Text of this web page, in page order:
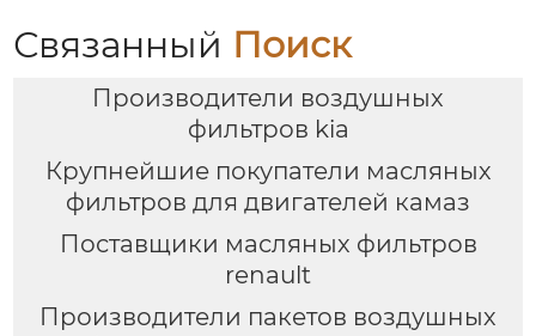
Связанный Поиск
Производители воздушных
фильтров kia
Крупнейшие покупатели масляных
фильтров для двигателей камаз
Поставщики масляных фильтров
renault
Производители пакетов воздушных